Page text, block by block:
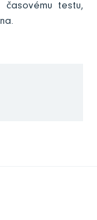
časovému testu,